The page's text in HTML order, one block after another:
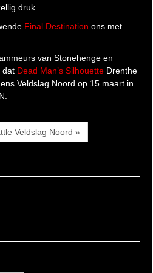
druk.
Final Destination ons met
van Stonehenge en
dat Dead Man’s Silhouette Drenthe
Veldslag Noord op 15 maart in
Veldslag Noord »